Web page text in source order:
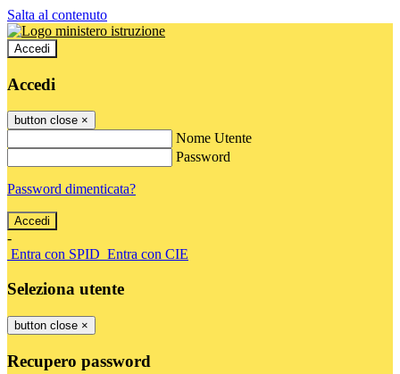
Salta al contenuto
Accedi
Accedi
button close ×
Nome Utente
Password
Password dimenticata?
-
Entra con SPID Entra con CIE
Seleziona utente
button close ×
Recupero password